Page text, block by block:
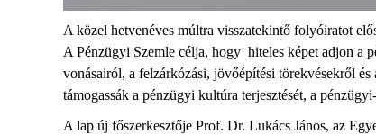
A közel hetvenéves múltra visszatekintő folyóiratot
A Pénzügyi Szemle célja, hogy hiteles képet adjon a
vonásairól, a felzárkózási, jövőépítési törekvésekről
támogassák a pénzügyi kultúra terjesztését, a
A lap új főszerkesztője Prof. Dr. Lukács János, az